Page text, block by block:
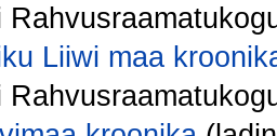
Liiwi maa